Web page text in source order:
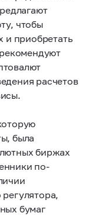
чтобы
и приобретать
расчетов
была
биржах
по-
бумаг